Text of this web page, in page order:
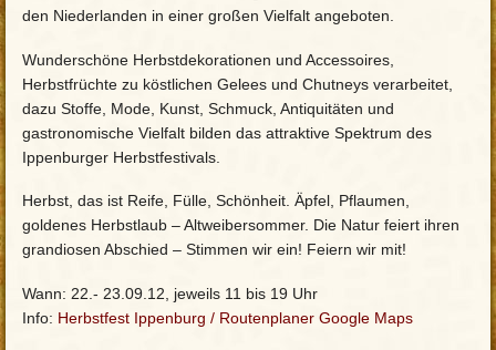
den Niederlanden in einer großen Vielfalt angeboten.
Wunderschöne Herbstdekorationen und Accessoires,
Herbstfrüchte zu köstlichen Gelees und Chutneys verarbeitet,
dazu Stoffe, Mode, Kunst, Schmuck, Antiquitäten und
gastronomische Vielfalt bilden das attraktive Spektrum des
Ippenburger Herbstfestivals.
Herbst, das ist Reife, Fülle, Schönheit. Äpfel, Pflaumen,
goldenes Herbstlaub – Altweibersommer. Die Natur feiert ihren
grandiosen Abschied – Stimmen wir ein! Feiern wir mit!
Wann: 22.- 23.09.12, jeweils 11 bis 19 Uhr
Info: Herbstfest Ippenburg / Routenplaner Google Maps